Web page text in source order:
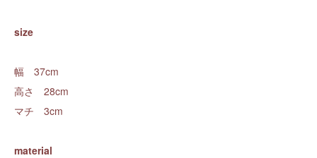
size
幅 37cm
高さ 28cm
マチ 3cm
material